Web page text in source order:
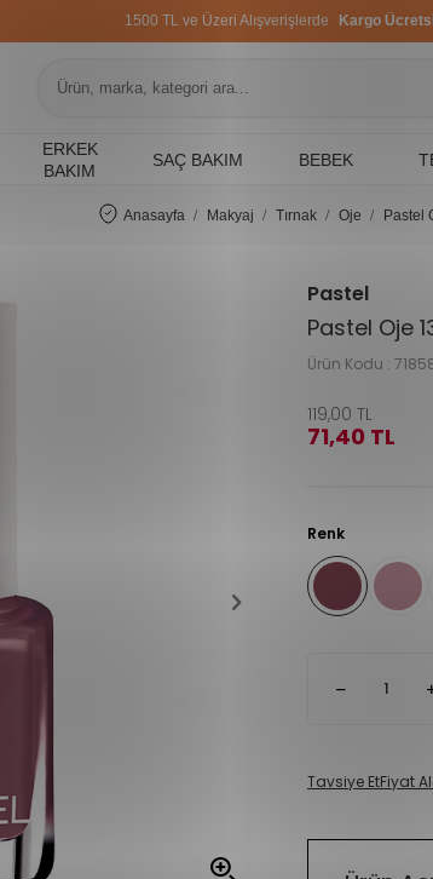
1500 TL ve Üzeri Alışverişlerde Kargo
ERKEK
BAKIM
SAÇ BAKIM BEBEK
Anasayfa Makyaj Tırnak Oje Pastel
Pastel
Pastel Oje
Ürün Kodu :
119,00 TL
71,40 TL
Renk
Tavsiye EtFiyat